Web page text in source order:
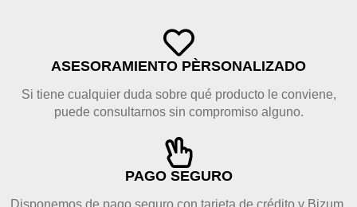
ASESORAMIENTO PÈRSONALIZADO
Si tiene cualquier duda sobre qué producto le conviene,
puede consultarnos sin compromiso alguno.
PAGO SEGURO